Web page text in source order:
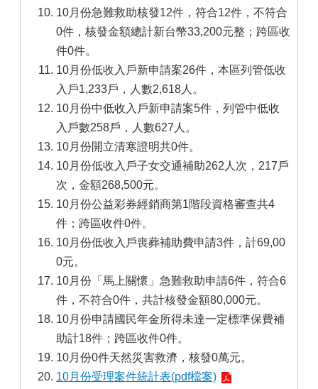
10月份急難救助核發12件，符合12件，不符合
0件，核發金額總計新台幣33,200元整；跨區收
件0件。
10月份低收入戶新申請案26件，本區列管低收
入戶1,233戶，人數2,618人。
10月份中低收入戶新申請案5件，列管中低收
入戶數258戶，人數627人。
10月份開立清寒證明共0件。
10月份低收入戶子女交通補助262人次，217戶
次，金額268,500元。
10月份公益彩券經銷商第1階段資格審查共4
件；跨區收件0件。
10月份低收入戶喪葬補助費申請3件，計69,00
0元。
10月份「馬上關懷」急難救助申請6件，符合6
件，不符合0件，共計核發金額80,000元。
10月份申請國民年金所得未達一定標準保費補
助計18件；跨區收件0件。
10月份0件天然災害救濟，核發0萬元。
10月份受理案件統計表(pdf檔案)